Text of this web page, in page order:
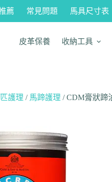
薦 常見問題 馬具尺寸表
皮革保養 收納工具
護理 / 馬蹄護理 / CDM膏狀蹄